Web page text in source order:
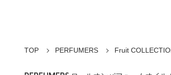
TOP PERFUMERS Fruit